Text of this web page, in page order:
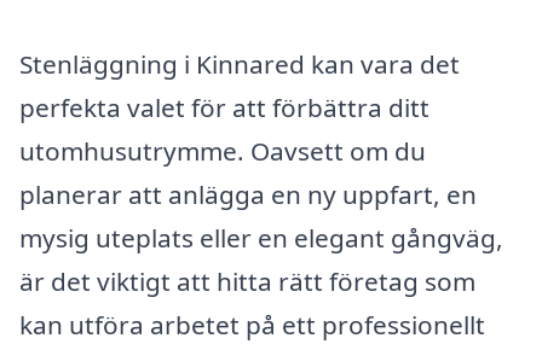
Stenläggning i Kinnared kan vara det
perfekta valet för att förbättra ditt
utomhusutrymme. Oavsett om du
planerar att anlägga en ny uppfart, en
mysig uteplats eller en elegant gångväg,
är det viktigt att hitta rätt företag som
kan utföra arbetet på ett professionellt